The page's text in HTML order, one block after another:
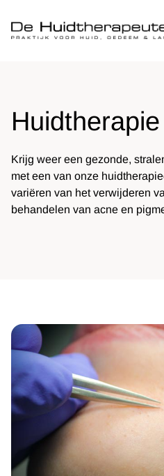
naar
de
Huidtherapie
Krijg weer een gezonde,
met een van onze
variëren van het verwijderen
behandelen van acne en